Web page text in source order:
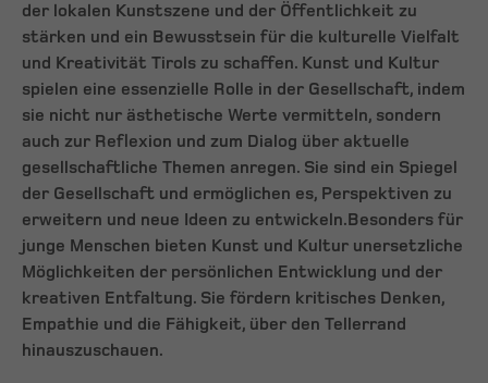
der lokalen Kunstszene und der Öffentlichkeit zu
stärken und ein Bewusstsein für die kulturelle Vielfalt
und Kreativität Tirols zu schaffen. Kunst und Kultur
spielen eine essenzielle Rolle in der Gesellschaft, indem
sie nicht nur ästhetische Werte vermitteln, sondern
auch zur Reflexion und zum Dialog über aktuelle
gesellschaftliche Themen anregen. Sie sind ein Spiegel
der Gesellschaft und ermöglichen es, Perspektiven zu
erweitern und neue Ideen zu entwickeln.Besonders für
junge Menschen bieten Kunst und Kultur unersetzliche
Möglichkeiten der persönlichen Entwicklung und der
kreativen Entfaltung. Sie fördern kritisches Denken,
Empathie und die Fähigkeit, über den Tellerrand
hinauszuschauen.